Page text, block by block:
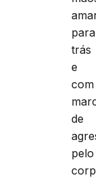
para
trás
e
com
de
pelo